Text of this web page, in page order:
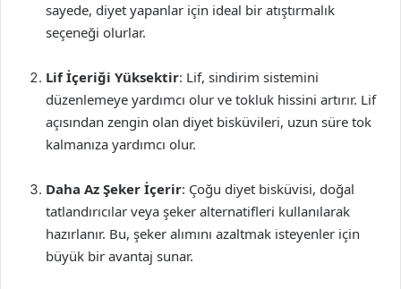
sayede, diyet yapanlar için ideal bir atıştırmalık
seçeneği olurlar.
Lif İçeriği Yüksektir: Lif, sindirim sistemini
düzenlemeye yardımcı olur ve tokluk hissini artırır. Lif
açısından zengin olan diyet bisküvileri, uzun süre tok
kalmanıza yardımcı olur.
Daha Az Şeker İçerir: Çoğu diyet bisküvisi, doğal
tatlandırıcılar veya şeker alternatifleri kullanılarak
hazırlanır. Bu, şeker alımını azaltmak isteyenler için
büyük bir avantaj sunar.